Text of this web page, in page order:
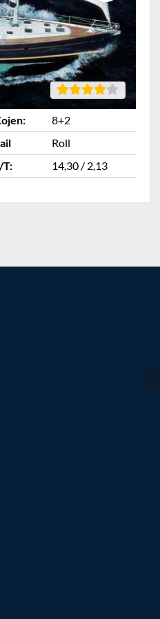
8+2
Roll
T: 14,30 / 2,13